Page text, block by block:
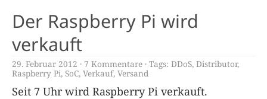
Der Raspberry Pi wird
verkauft
29. Februar 2012 7 Kommentare Tags: DDoS, Distributor,
Raspberry Pi, SoC, Verkauf, Versand
Seit 7 Uhr wird Raspberry Pi verkauft.